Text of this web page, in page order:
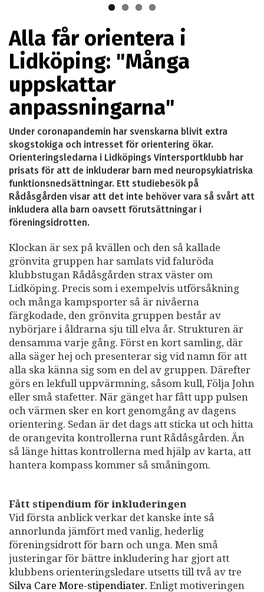
Alla får orientera i
Lidköping: "Många
uppskattar
anpassningarna"
Under coronapandemin har svenskarna blivit extra
skogstokiga och intresset för orientering ökar.
Orienteringsledarna i Lidköpings Vintersportklubb har
prisats för att de inkluderar barn med neuropsykiatriska
funktionsnedsättningar. Ett studiebesök på
Rådåsgården visar att det inte behöver vara så svårt att
inkludera alla barn oavsett förutsättningar i
föreningsidrotten.
Klockan är sex på kvällen och den så kallade
grönvita gruppen har samlats vid faluröda
klubbstugan Rådåsgården strax väster om
Lidköping. Precis som i exempelvis utförsåkning
och många kampsporter så är nivåerna
färgkodade, den grönvita gruppen består av
nybörjare i åldrarna sju till elva år. Strukturen är
densamma varje gång. Först en kort samling, där
alla säger hej och presenterar sig vid namn för att
alla ska känna sig som en del av gruppen. Därefter
görs en lekfull uppvärmning, såsom kull, Följa John
eller små stafetter. När gänget har fått upp pulsen
och värmen sker en kort genomgång av dagens
orientering. Sedan är det dags att sticka ut och hitta
de orangevita kontrollerna runt Rådåsgården. Än
så länge hittas kontrollerna med hjälp av karta, att
hantera kompass kommer så småningom.
Fått stipendium för inkluderingen
Vid första anblick verkar det kanske inte så
annorlunda jämfört med vanlig, hederlig
föreningsidrott för barn och unga. Men små
justeringar för bättre inkludering har gjort att
klubbens orienteringsledare utsetts till två av tre
Silva Care More-stipendiater. Enligt motiveringen